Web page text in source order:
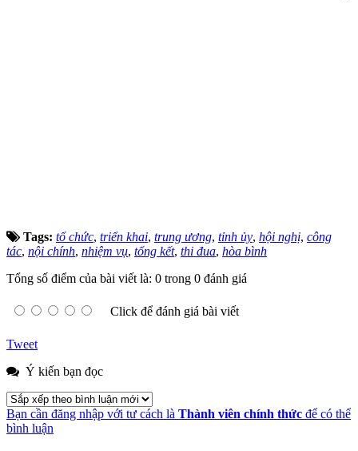
Tags: tổ chức, triển khai, trung ương, tỉnh ủy, hội nghị, công
tác, nội chính, nhiệm vụ, tổng kết, thi đua, hòa bình
Tổng số điểm của bài viết là: 0 trong 0 đánh giá
Click để đánh giá bài viết
Tweet
Ý kiến bạn đọc
Bạn cần đăng nhập với tư cách là Thành viên chính thức để có thể
bình luận